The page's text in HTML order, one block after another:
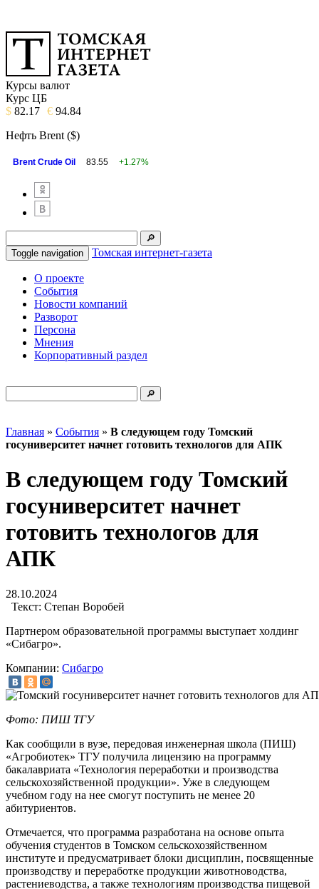
Курсы валют
Курс ЦБ
$ 82.17 € 94.84
Нефть Brent ($)
Brent Crude Oil 83.55 +1.27%
Toggle navigation Томская интернет-газета
О проекте
События
Новости компаний
Разворот
Персона
Мнения
Корпоративный раздел
Главная » События » В следующем году Томский
госуниверситет начнет готовить технологов для АПК
В следующем году Томский
госуниверситет начнет
готовить технологов для
АПК
28.10.2024
Текст: Степан Воробей
Партнером образовательной программы выступает холдинг
«Сибагро».
Компании: Сибагро
Фото: ПИШ ТГУ
Как сообщили в вузе, передовая инженерная школа (ПИШ)
«Агробиотек» ТГУ получила лицензию на программу
бакалавриата «Технология переработки и производства
сельскохозяйственной продукции». Уже в следующем
учебном году на нее смогут поступить не менее 20
абитуриентов.
Отмечается, что программа разработана на основе опыта
обучения студентов в Томском сельскохозяйственном
институте и предусматривает блоки дисциплин, посвященные
производству и переработке продукции животноводства,
растениеводства, а также технологиям производства пищевой